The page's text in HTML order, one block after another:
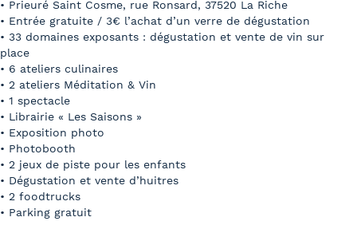
• Prieuré Saint Cosme, rue Ronsard, 37520 La Riche
• Entrée gratuite / 3€ l’achat d’un verre de dégustation
• 33 domaines exposants : dégustation et vente de vin sur
place
• 6 ateliers culinaires
• 2 ateliers Méditation & Vin
• 1 spectacle
• Librairie « Les Saisons »
• Exposition photo
• Photobooth
• 2 jeux de piste pour les enfants
• Dégustation et vente d’huitres
• 2 foodtrucks
• Parking gratuit